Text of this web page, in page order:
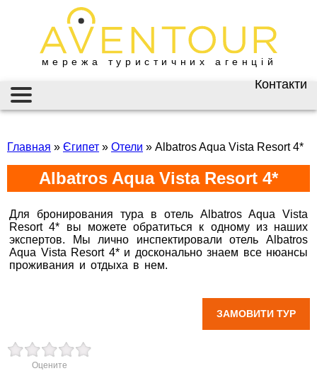
мережа туристичних агенцій
Контакти
Київ
Васильківська 34
+38 (067) 180-32-43,
+38 (099) 180-32-43
+38 (093) 180-32-43,
kyiv@aventour.ua
Пн. - Пт. 9:00 - 18:00
Сб 10:00 - 15:00
AVENTOUR / АВЕНТУР
ІНФОРМАЦІЯ
ВІЗИ
ЗАКОРДОННИЙ ПАСПОРТ
НАЙКРАЩІ ПРОПОЗИЦІЇ
ВАКАНСІЇ
Главная » Єгипет » Отели » Albatros Aqua Vista Resort 4*
Albatros Aqua Vista Resort 4*
Для бронирования тура в отель Albatros Aqua Vista
Resort 4* вы можете обратиться к одному из наших
экспертов. Мы лично инспектировали отель Albatros
Aqua Vista Resort 4* и досконально знаем все нюансы
проживания и отдыха в нем.
ЗАМОВИТИ ТУР
Оцените